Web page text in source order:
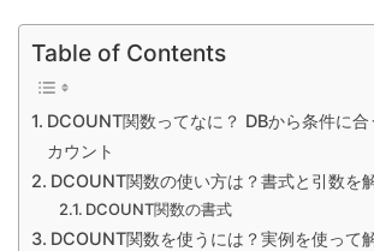
Table of Contents
DCOUNT関数ってなに？ DBから条件に合
カウント
DCOUNT関数の使い方は？書式と引数を
DCOUNT関数の書式
DCOUNT関数を使うには？実例を使って